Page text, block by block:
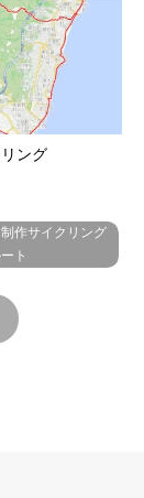
ング
作サイクリング
ト